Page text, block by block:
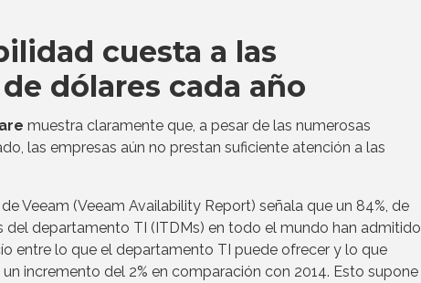
cuesta a las
dólares cada año
muestra claramente que, a pesar de las numerosas
las empresas aún no prestan suficiente atención a las
Veeam (Veeam Availability Report) señala que un 84%, de
departamento TI (ITDMs) en todo el mundo han admitido
entre lo que el departamento TI puede ofrecer y lo que
incremento del 2% en comparación con 2014. Esto supone